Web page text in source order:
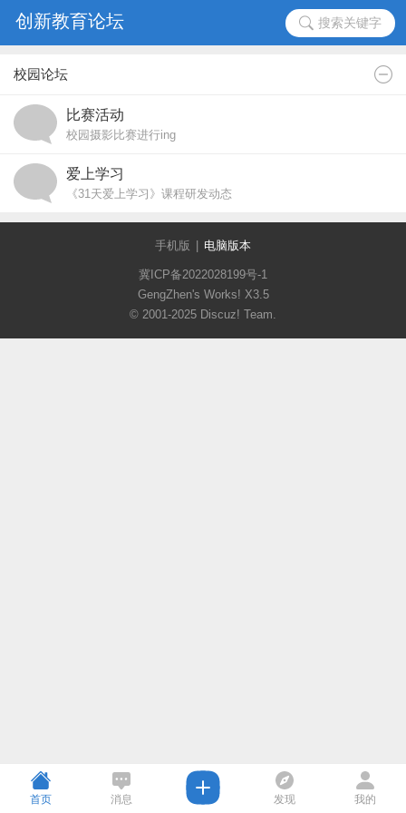
搜索关键字
校园论坛
比赛活动
校园摄影比赛进行ing
爱上学习
《31天爱上学习》课程研发动态
手机版 电脑版本
冀ICP备2022028199号-1
GengZhen's Works! X3.5
© 2001-2025 Discuz! Team.
首页 消息 发现 我的